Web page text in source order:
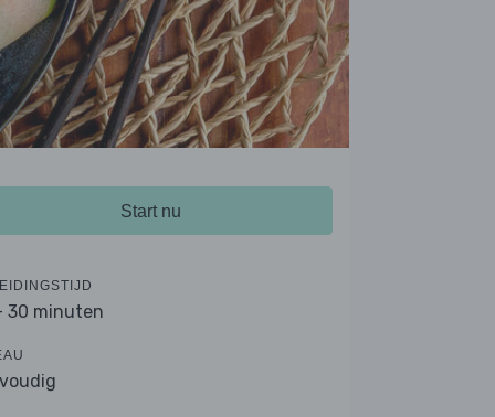
Start nu
30 minuten